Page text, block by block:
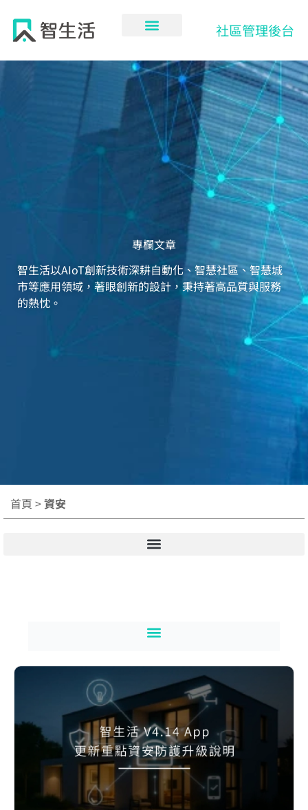
要
社區管理後台
專欄文章
智生活以AIoT創新技術深耕自動化、智慧社區、智慧城
市等應用領域，著眼創新的設計，秉持著高品質與服務
的熱忱。
首頁 >資安